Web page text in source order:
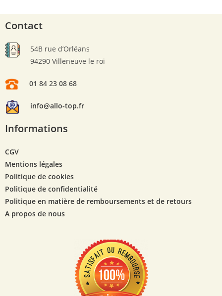
Contact
54B rue d’Orléans
94290 Villeneuve le roi
01 84 23 08 68
info@allo-top.fr
Informations
CGV
Mentions légales
Politique de cookies
Politique de confidentialité
Politique en matière de remboursements et de retours
A propos de nous